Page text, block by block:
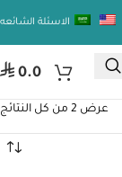
الاسئلة الشائعه
⃁ 0.0
عرض ⁦2⁩ من كل النتائج